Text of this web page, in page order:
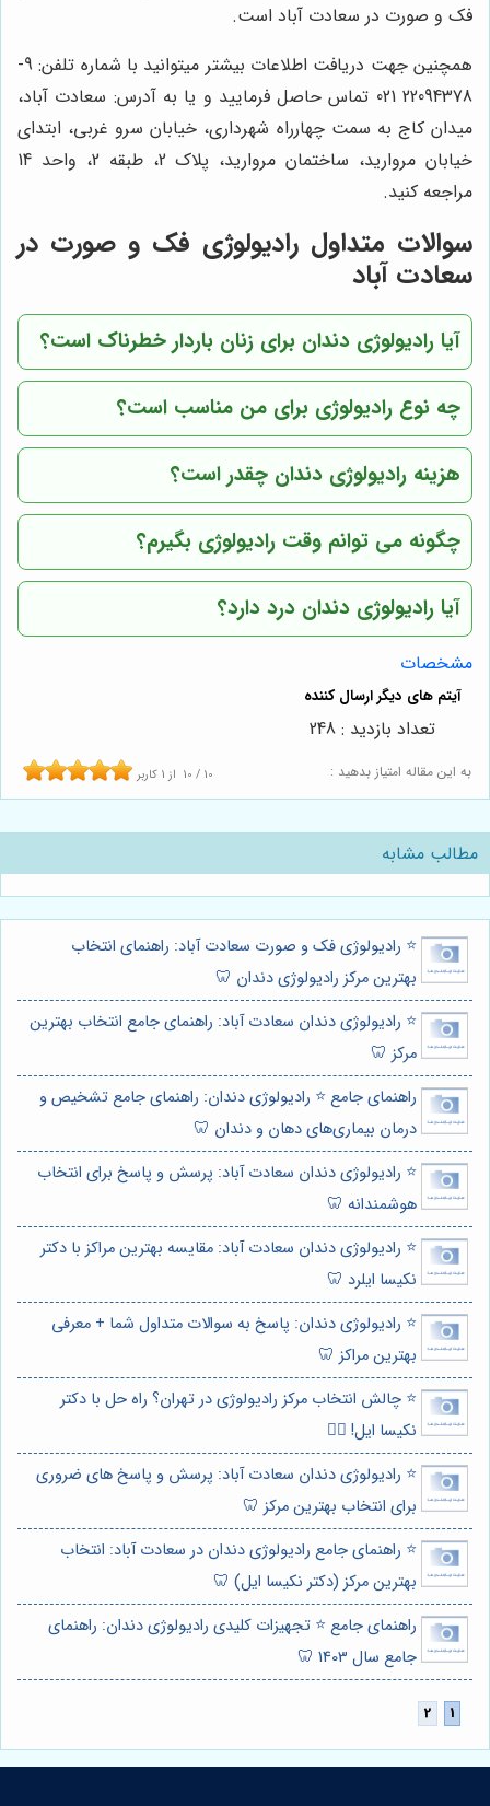
فک و صورت در سعادت آباد است.
همچنین جهت دریافت اطلاعات بیشتر میتوانید با شماره تلفن: 9-
22094378 021 تماس حاصل فرمایید و یا به آدرس: سعادت آباد،
میدان کاج به سمت چهارراه شهرداری، خیابان سرو غربی، ابتدای
خیابان مروارید، ساختمان مروارید، پلاک 2، طبقه 2، واحد 14
مراجعه کنید.
سوالات متداول رادیولوژی فک و صورت در
سعادت آباد
آیا رادیولوژی دندان برای زنان باردار خطرناک است؟
چه نوع رادیولوژی برای من مناسب است؟
هزینه رادیولوژی دندان چقدر است؟
چگونه می توانم وقت رادیولوژی بگیرم؟
آیا رادیولوژی دندان درد دارد؟
مشخصات
به این مقاله امتیاز بدهید : 10 / 10 از 1 کاربر
تعداد بازدید : 248
مطالب مشابه
⭐️ رادیولوژی فک و صورت سعادت آباد: راهنمای انتخاب
بهترین مرکز رادیولوژی دندان 🦷
⭐️ رادیولوژی دندان سعادت آباد: راهنمای جامع انتخاب بهترین
مرکز 🦷
راهنمای جامع ⭐️ رادیولوژی دندان: راهنمای جامع تشخیص و
درمان بیماری‌های دهان و دندان 🦷
⭐️ رادیولوژی دندان سعادت آباد: پرسش و پاسخ برای انتخاب
هوشمندانه 🦷
⭐️ رادیولوژی دندان سعادت آباد: مقایسه بهترین مراکز با دکتر
نکیسا ایلرد 🦷
⭐️ رادیولوژی دندان: پاسخ به سوالات متداول شما + معرفی
بهترین مراکز 🦷
⭐️ چالش انتخاب مرکز رادیولوژی در تهران؟ راه حل با دکتر
نکیسا ایل! 👩‍⚕️
⭐️ رادیولوژی دندان سعادت آباد: پرسش و پاسخ های ضروری
برای انتخاب بهترین مرکز 🦷
⭐️ راهنمای جامع رادیولوژی دندان در سعادت آباد: انتخاب
بهترین مرکز (دکتر نکیسا ایل) 🦷
راهنمای جامع ⭐️ تجهیزات کلیدی رادیولوژی دندان: راهنمای
جامع سال 1403 🦷